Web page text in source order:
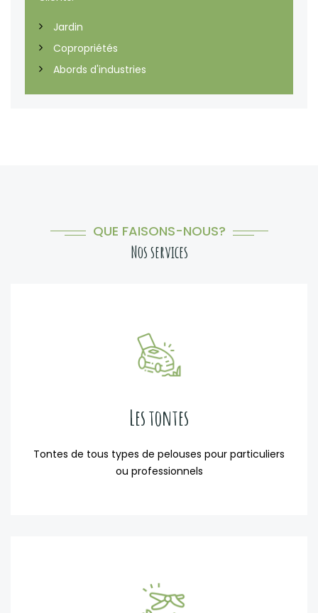
Jardin
Copropriétés
Abords d'industries
QUE FAISONS-NOUS?
Nos services
Les tontes
Tontes de tous types de pelouses pour particuliers
ou professionnels